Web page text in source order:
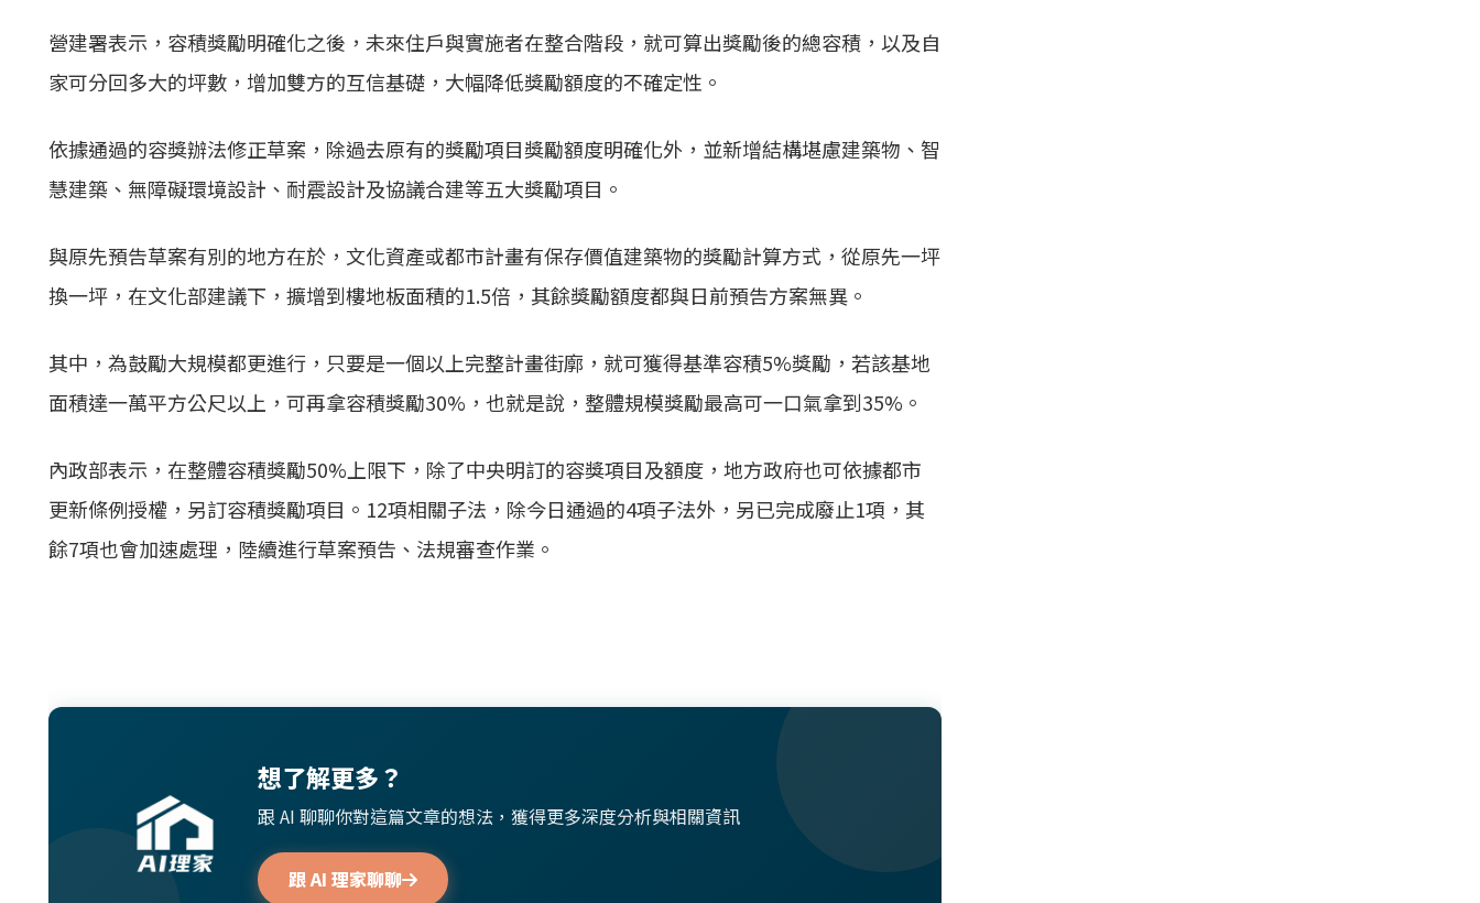
營建署表示，容積獎勵明確化之後，未來住戶與實施者在整合階段，就可算出獎勵後的總容積，以及自
家可分回多大的坪數，增加雙方的互信基礎，大幅降低獎勵額度的不確定性。
依據通過的容獎辦法修正草案，除過去原有的獎勵項目獎勵額度明確化外，並新增結構堪慮建築物、智
慧建築、無障礙環境設計、耐震設計及協議合建等五大獎勵項目。
與原先預告草案有別的地方在於，文化資產或都市計畫有保存價值建築物的獎勵計算方式，從原先一坪
換一坪，在文化部建議下，擴增到樓地板面積的1.5倍，其餘獎勵額度都與日前預告方案無異。
其中，為鼓勵大規模都更進行，只要是一個以上完整計畫街廓，就可獲得基準容積5%獎勵，若該基地
面積達一萬平方公尺以上，可再拿容積獎勵30%，也就是說，整體規模獎勵最高可一口氣拿到35%。
內政部表示，在整體容積獎勵50%上限下，除了中央明訂的容獎項目及額度，地方政府也可依據都市
更新條例授權，另訂容積獎勵項目。12項相關子法，除今日通過的4項子法外，另已完成廢止1項，其
餘7項也會加速處理，陸續進行草案預告、法規審查作業。
想了解更多？
跟 AI 聊聊你對這篇文章的想法，獲得更多深度分析與相關資訊
跟 AI 理家聊聊